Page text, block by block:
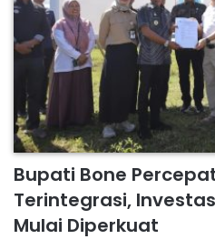
Bupati Bone
Terintegrasi,
Mulai Diperkuat